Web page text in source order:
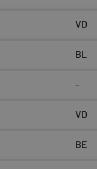
VD
BL
-
VD
BE